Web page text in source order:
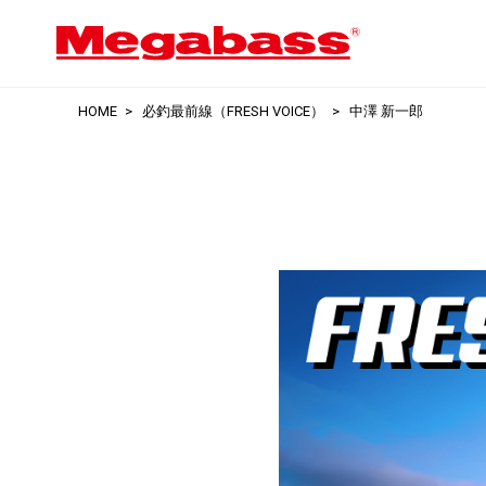
HOME 必釣最前線（FRESH VOICE） 中澤 新一郎